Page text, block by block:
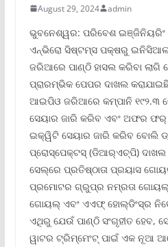
August 29, 2024 admin
ଭୁବନେଶ୍ୱର: ପରିବେଶ ଇଞ୍ଜିନିୟରିଂ
ଏନ୍‌ଭିରୋ ସିଷ୍ଟମ୍‌ସ ପକ୍ଷରୁ
ଜରିଆରେ ପାଣ୍ଠି ହାସଲ କରିବା
ପ୍ରାରମ୍ଭିକ ପେପର ଦାଖଲ
ଆଇପିଓ ଜରିଆରେ କମ୍ପାନି ୧୯୨.୩
ସେୟାର ଜାରି କରିବ ଏବଂ ଅଫର
ଇକ୍ୱିଟି ସେୟାର ଜାରି କରିବ ବୋଲି
ପ୍ରୋସ୍‌ପେକ୍ଟସ୍ (ଡିଆର୍‌ଏଚ୍‌ପି)
ସେଲ୍‌ରେ ପ୍ରତିଷ୍ଠାତା ପ୍ରୟାସ
ପ୍ରମୋଟର ଗ୍ରୁପ୍‌ର ନମ୍ରତା
ଗୋୟଲ୍ ଏବଂ ଏଏଫ୍ ହୋଲ୍‌ଡିଂସ୍‌ର
ଏଥିରୁ ଯେଉଁ ପାଣ୍ଠି ସଂଗୃହୀତ ହେବ,
ୱାଟର ଟ୍ରିମ୍‌ମେଂଟ୍ ପାଇଁ ଏକ ନୂଆ